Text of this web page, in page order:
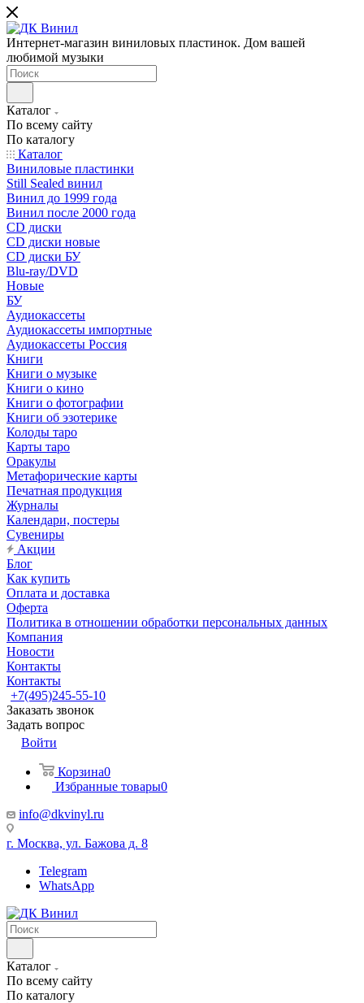
Интернет-магазин виниловых пластинок. Дом вашей
любимой музыки
Каталог
По всему сайту
По каталогу
Каталог
Виниловые пластинки
Still Sealed винил
Винил до 1999 года
Винил после 2000 года
CD диски
CD диски новые
CD диски БУ
Blu-ray/DVD
Новые
БУ
Аудиокассеты
Аудиокассеты импортные
Аудиокассеты Россия
Книги
Книги о музыке
Книги о кино
Книги о фотографии
Книги об эзотерике
Колоды таро
Карты таро
Оракулы
Метафорические карты
Печатная продукция
Журналы
Календари, постеры
Сувениры
Акции
Блог
Как купить
Оплата и доставка
Оферта
Политика в отношении обработки персональных данных
Компания
Новости
Контакты
Контакты
+7(495)245-55-10
Заказать звонок
Задать вопрос
Войти
Корзина0
Избранные товары0
info@dkvinyl.ru
г. Москва, ул. Бажова д. 8
Telegram
WhatsApp
Каталог
По всему сайту
По каталогу